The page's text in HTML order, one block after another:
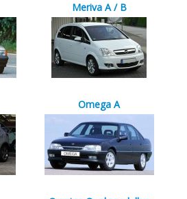
Meriva A / B
Omega A